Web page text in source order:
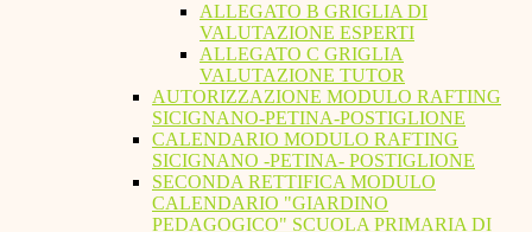
ALLEGATO B GRIGLIA DI
VALUTAZIONE ESPERTI
ALLEGATO C GRIGLIA
VALUTAZIONE TUTOR
AUTORIZZAZIONE MODULO RAFTING
SICIGNANO-PETINA-POSTIGLIONE
CALENDARIO MODULO RAFTING
SICIGNANO -PETINA- POSTIGLIONE
SECONDA RETTIFICA MODULO
CALENDARIO "GIARDINO
PEDAGOGICO" SCUOLA PRIMARIA DI